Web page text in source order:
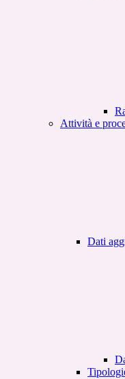
Attività e
Dati